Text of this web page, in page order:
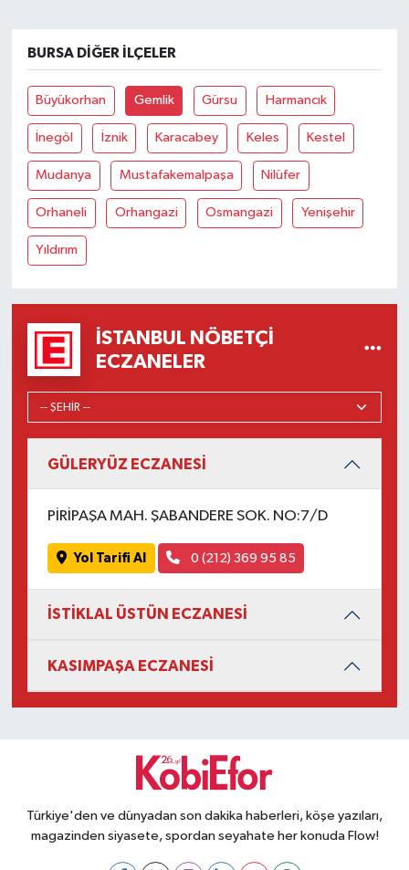
BURSA DIĞER İLÇELER
Büyükorhan Gemlik Gürsu Harmancık
İnegöl İznik Karacabey Keles Kestel
Mudanya Mustafakemalpaşa Nilüfer
Orhaneli Orhangazi Osmangazi Yenişehir
Yıldırım
İSTANBUL NÖBETÇI
ECZANELER
GÜLERYÜZ ECZANESİ
PİRİPAŞA MAH. ŞABANDERE SOK. NO:7/D
Yol Tarifi Al 0 (212) 369 95 85
İSTİKLAL ÜSTÜN ECZANESİ
KASIMPAŞA ECZANESİ
Türkiye'den ve dünyadan son dakika haberleri, köşe yazıları,
magazinden siyasete, spordan seyahate her konuda Flow!